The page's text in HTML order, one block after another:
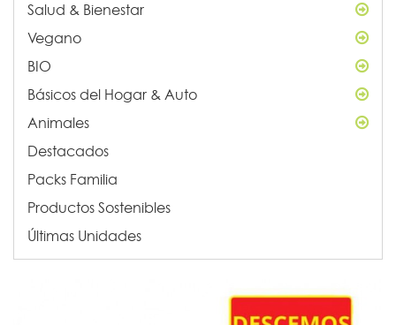
Salud & Bienestar
Vegano
BIO
Básicos del Hogar & Auto
Animales
Destacados
Packs Familia
Productos Sostenibles
Últimas Unidades